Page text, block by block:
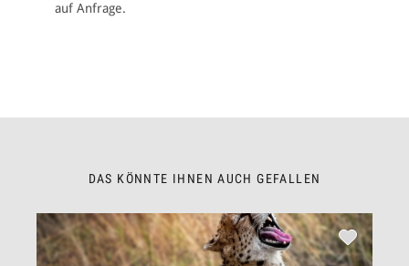
auf Anfrage.
DAS KÖNNTE IHNEN AUCH GEFALLEN